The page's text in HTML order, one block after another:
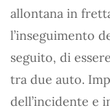
allontana in
l’inseguimento
seguito, di
tra due auto.
dell’incidente e